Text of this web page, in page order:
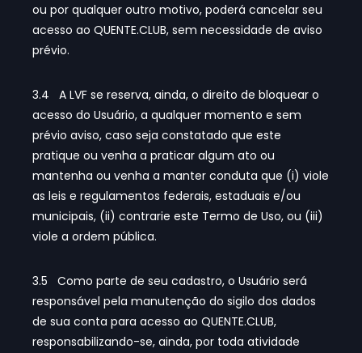
ou por qualquer outro motivo, poderá cancelar seu
acesso ao QUENTE.CLUB, sem necessidade de aviso
prévio.
3.4 A LVF se reserva, ainda, o direito de bloquear o
acesso do Usuário, a qualquer momento e sem
prévio aviso, caso seja constatado que este
pratique ou venha a praticar algum ato ou
mantenha ou venha a manter conduta que (i) viole
as leis e regulamentos federais, estaduais e/ou
municipais, (ii) contrarie este Termo de Uso, ou (iii)
viole a ordem pública.
3.5 Como parte de seu cadastro, o Usuário será
responsável pela manutenção do sigilo dos dados
de sua conta para acesso ao QUENTE.CLUB,
responsabilizando-se, ainda, por toda atividade